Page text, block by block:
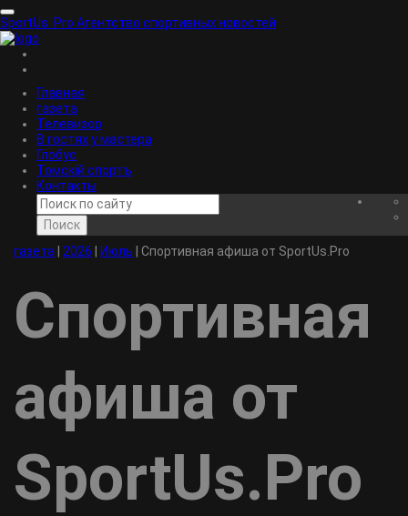
SportUs. Pro Агентство спортивных новостей
Главная
газета
Телевизор
В гостях у мастера
Глобус
Томскiй спортъ
Контакты
Поиск
газета
2026 Июль Спортивная афиша от SportUs.Pro
Спортивная
афиша от
SportUs.Pro